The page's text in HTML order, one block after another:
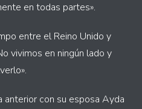
en todas partes».
entre el Reino Unido y
vivimos en ningún lado y
anterior con su esposa Ayda